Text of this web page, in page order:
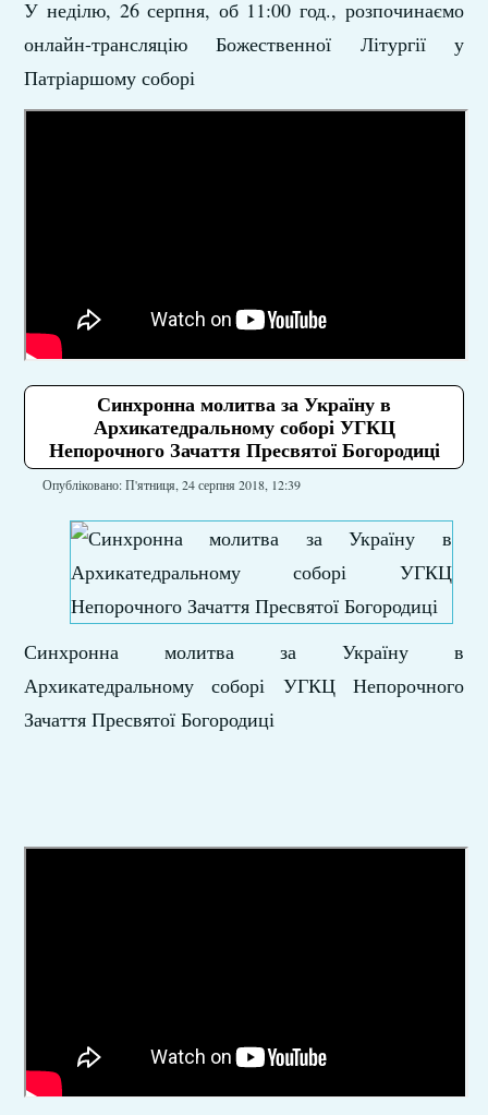
У неділю, 26 серпня, об 11:00 год., розпочинаємо
онлайн-трансляцію Божественної Літургії у
Патріаршому соборі
Синхронна молитва за Україну в
Архикатедральному соборі УГКЦ
Непорочного Зачаття Пресвятої Богородиці
Опубліковано: П'ятниця, 24 серпня 2018, 12:39
Синхронна молитва за Україну в
Архикатедральному соборі УГКЦ Непорочного
Зачаття Пресвятої Богородиці